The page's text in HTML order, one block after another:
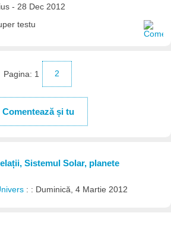
- 28 Dec 2012
testu
Pagina: 1 2
Comentează și tu
Sistemul Solar, planete
: : Duminică, 4 Martie 2012